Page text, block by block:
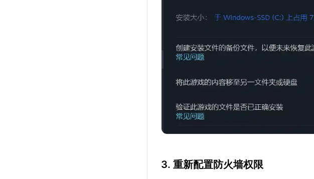
3. 重新配置防火墙权限